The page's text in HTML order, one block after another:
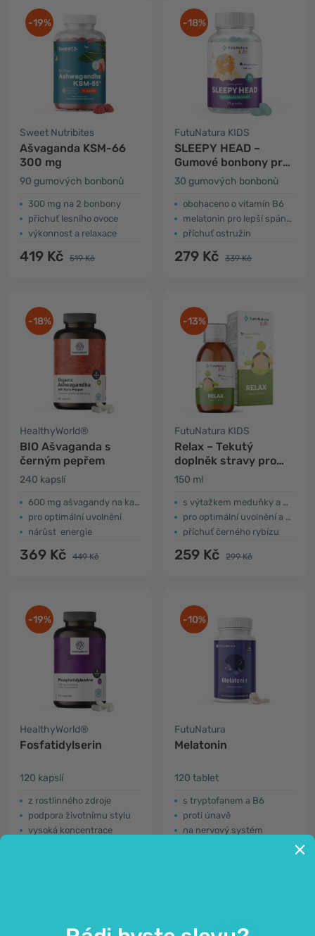
-19%
Sweet Nutribites
Ašvaganda KSM-66
300 mg
90 gumových bonbonů
300 mg na 2 bonbony
příchuť lesního ovoce
výkonnost a relaxace
419 Kč 519 Kč
-18%
FutuNatura KIDS
SLEEPY HEAD –
Gumové bonbony pro
děti na podporu
spánku
30 gumových bonbonů
obohaceno o vitamín B6
melatonin pro lepší spánek
příchuť ostružin
279 Kč 339 Kč
-18%
HealthyWorld®
BIO Ašvaganda s
černým pepřem
240 kapslí
600 mg ašvagandy na kapsli
pro optimální uvolnění
nárůst energie
369 Kč 449 Kč
-13%
FutuNatura KIDS
Relax – Tekutý
doplněk stravy pro
děti na zklidnění
150 ml
s výtažkem meduňky a mučenky
pro optimální uvolnění a kvalitní spánek
příchuť černého rybízu
259 Kč 299 Kč
-19%
HealthyWorld®
Fosfatidylserin
120 kapslí
z rostlinného zdroje
podpora životnímu stylu
vysoká koncentrace
-10%
FutuNatura
Melatonin
120 tablet
s tryptofanem a B6
proti únavě
na nervový systém